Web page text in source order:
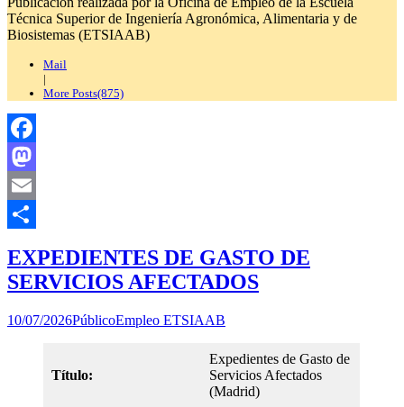
Técnica Superior de Ingeniería Agronómica, Alimentaria y de
Biosistemas (ETSIAAB)
Mail
|
More Posts(875)
Facebook
Mastodon
Email
EXPEDIENTES DE GASTO DE
SERVICIOS AFECTADOS
10/07/2026PúblicoEmpleo ETSIAAB
Título:
Expedientes de Gasto de
Servicios Afectados
(Madrid)